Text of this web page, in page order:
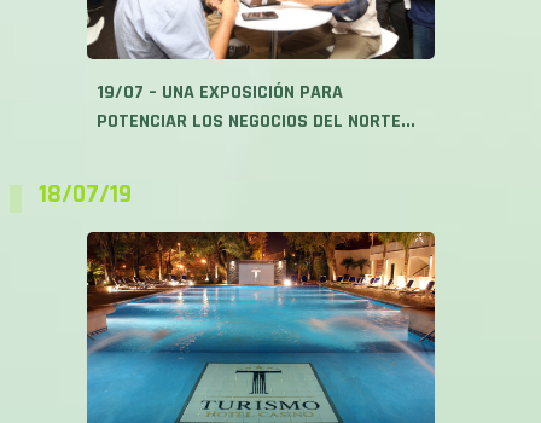
19/07 – UNA EXPOSICIÓN PARA
POTENCIAR LOS NEGOCIOS DEL NORTE...
18/07/19